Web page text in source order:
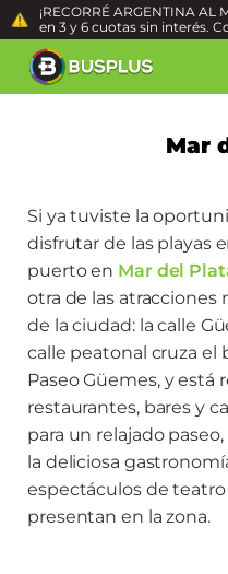
¡RECORRÉ ARGENTINA AL
en 3 y 6 cuotas sin interés.
Mar
Si ya tuviste la
disfrutar de las playas
puerto en Mar del
otra de las
de la ciudad: la calle
calle peatonal cruza el
Paseo Güemes, y está
restaurantes, bares y
para un relajado
la deliciosa
espectáculos de
presentan en la zona.